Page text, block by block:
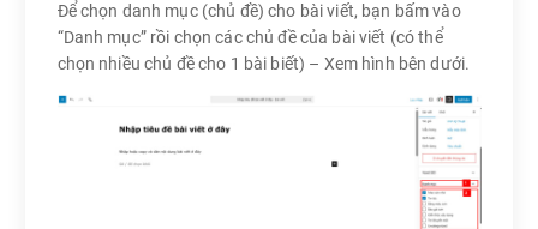
Để chọn danh mục (chủ đề) cho bài viết, bạn bấm vào
“Danh mục” rồi chọn các chủ đề của bài viết (có thể
chọn nhiều chủ đề cho 1 bài biết) – Xem hình bên dưới.